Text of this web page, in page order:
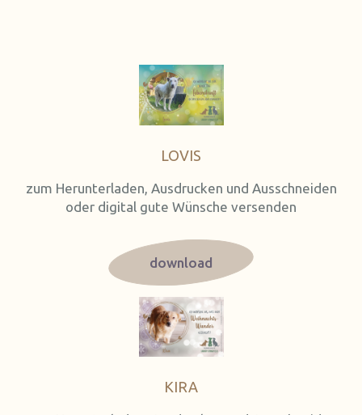
LOVIS
zum Herunterladen, Ausdrucken und Ausschneiden
oder digital gute Wünsche versenden
download
KIRA